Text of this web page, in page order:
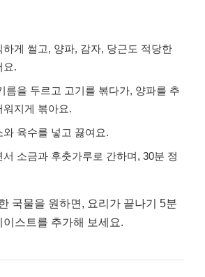
하게 썰고, 양파, 감자, 당근도 적당한
요.
름을 두르고 고기를 볶다가, 양파를 추
워지게 볶아요.
와 육수를 넣고 끓여요.
서 소금과 후춧가루로 간하며, 30분 정
국물을 원하면, 요리가 끝나기 5분
이스트를 추가해 보세요.